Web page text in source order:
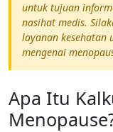
untuk tujuan
nasihat medis.
layanan kesehatan
mengenai
Apa Itu